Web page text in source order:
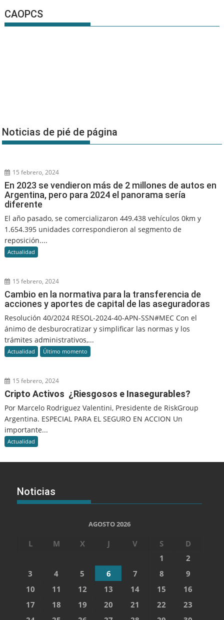
CAOPCS
Noticias de pié de página
15 febrero, 2024
En 2023 se vendieron más de 2 millones de autos en
Argentina, pero para 2024 el panorama sería
diferente
El año pasado, se comercializaron 449.438 vehículos 0km y
1.654.395 unidades correspondieron al segmento de
reposición....
Actualidad
15 febrero, 2024
Cambio en la normativa para la transferencia de
acciones y aportes de capital de las aseguradoras
Resolución 40/2024 RESOL-2024-40-APN-SSN#MEC Con el
ánimo de desburocratizar y simplificar las normas y los
trámites administrativos,...
Actualidad Último momento
15 febrero, 2024
Cripto Activos ¿Riesgosos e Inasegurables?
Por Marcelo Rodriguez Valentini, Presidente de RiskGroup
Argentina. ESPECIAL PARA EL SEGURO EN ACCION Un
importante...
Actualidad
Noticias
AGOSTO 2026
L M X J V S
D
1
2
3
4 5 6 7 8
9
10
11 12 13 14 15
16
17
18 19 20 21 22
23